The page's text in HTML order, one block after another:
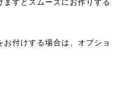
すとスムーズにお作りする
付けする場合は、オプショ